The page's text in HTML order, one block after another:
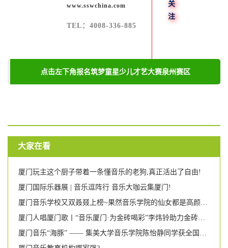
www.sswchina.com
TEL：4008-336-885
关
注
点击左下角报名筑梦童星少儿才艺大赛泉州赛区
大家在看
厦门玩主这个厨子带着一条懂音乐的老狗,真正活出了自由!
厦门国际乐器展 | 音乐逗阵行 音乐大咖云集厦门!
厦门音乐学校又双叒叕上榜~果然音乐学院的仙女都是高颜多才多艺!
厦门人唱厦门歌丨“音乐厦门·为金砖喝彩”李炜铃助力金砖独唱音乐会
厦门音乐“海豚” —— 集美大学音乐学院陈怡静同学获全国游泳比赛第二名